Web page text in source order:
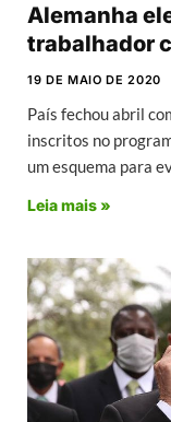
Alemanha
trabalhador
19 DE MAIO DE 2020
País fechou abril
inscritos no
um esquema para
Leia mais »